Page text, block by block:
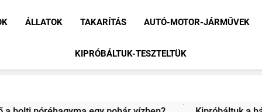
ÁLLATOK TAKARÍTÁS AUTÓ-MOTOR-JÁRMŰVEK
KIPRÓBÁLTUK-TESZTELTÜK